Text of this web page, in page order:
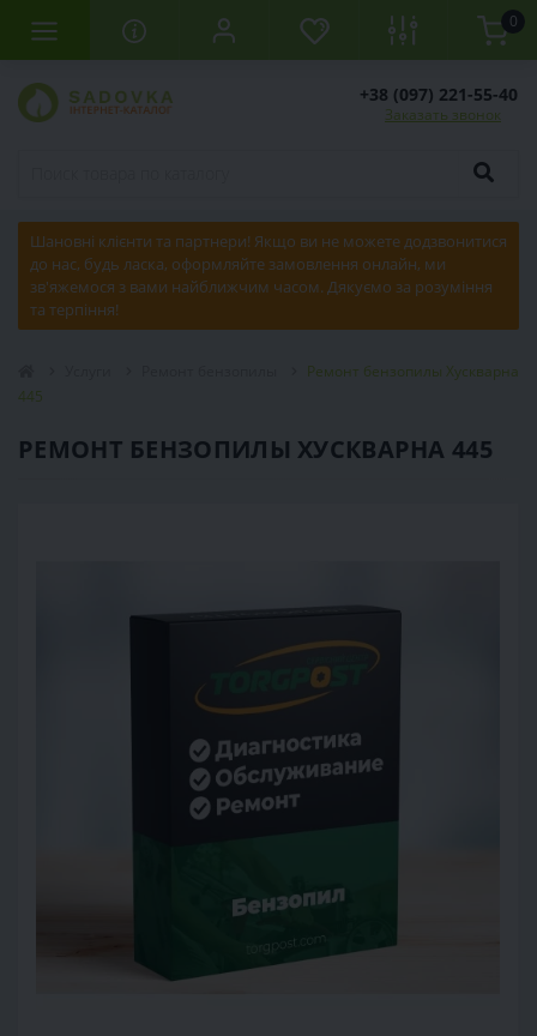
0
+38 (097) 221-55-40
Заказать звонок
Шановні клієнти та партнери! Якщо ви не можете додзвонитися
до нас, будь ласка, оформляйте замовлення онлайн, ми
зв'яжемося з вами найближчим часом. Дякуємо за розуміння
та терпіння!
Ремонт бензопилы Хускварна
445
РЕМОНТ БЕНЗОПИЛЫ ХУСКВАРНА 445